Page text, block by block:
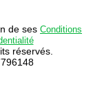
de ses Conditions
réservés.